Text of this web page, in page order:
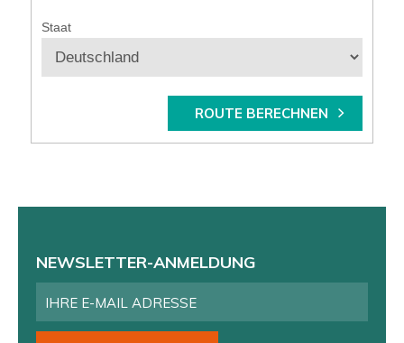
Staat
ROUTE BERECHNEN
NEWSLETTER-ANMELDUNG